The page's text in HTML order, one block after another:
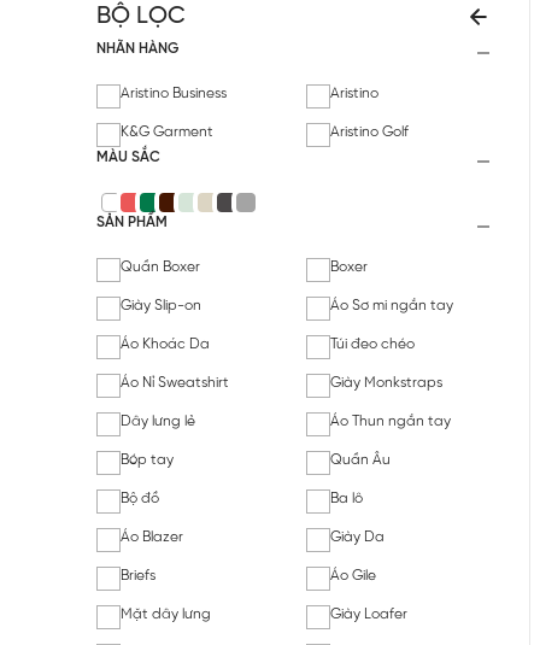
BỘ LỌC
NHÃN HÀNG
Aristino Business Aristino
K&G Garment
Aristino Golf
MÀU SẮC
SẢN PHẨM
Quần Boxer Boxer
Giày Slip-on Áo Sơ mi ngắn tay
Áo Khoác Da Túi đeo chéo
Áo Nỉ Sweatshirt Giày Monkstraps
Dây lưng lẻ Áo Thun ngắn tay
Bóp tay Quần Âu
Bộ đồ Ba lô
Áo Blazer Giày Da
Briefs Áo Gile
Mặt dây lưng Giày Loafer